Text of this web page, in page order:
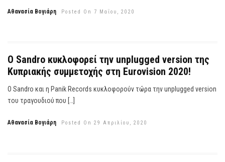
Αθανασία Βογιάρη Posted On 7 Μαΐου, 2020
Ο Sandro κυκλοφορεί την unplugged version της
Κυπριακής συμμετοχής στη Eurovision 2020!
Ο Sandro και η Panik Records κυκλοφορούν τώρα την unplugged version
του τραγουδιού που […]
Αθανασία Βογιάρη Posted On 29 Απριλίου, 2020